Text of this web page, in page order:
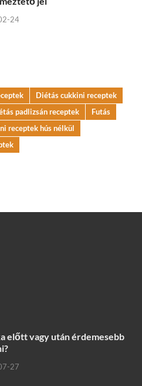
24
Diétás cukkini receptek
padlizsán receptek
Futás
receptek hús nélkül
előtt vagy után érdemesebb
27